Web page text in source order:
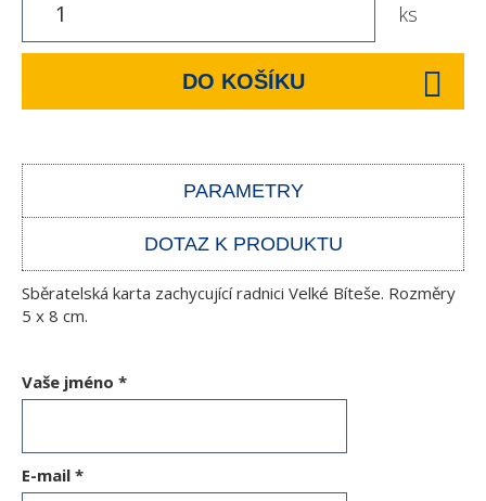
ks
DO KOŠÍKU
PARAMETRY
DOTAZ K PRODUKTU
Sběratelská karta zachycující radnici Velké Bíteše. Rozměry
5 x 8 cm.
Vaše jméno *
E-mail *